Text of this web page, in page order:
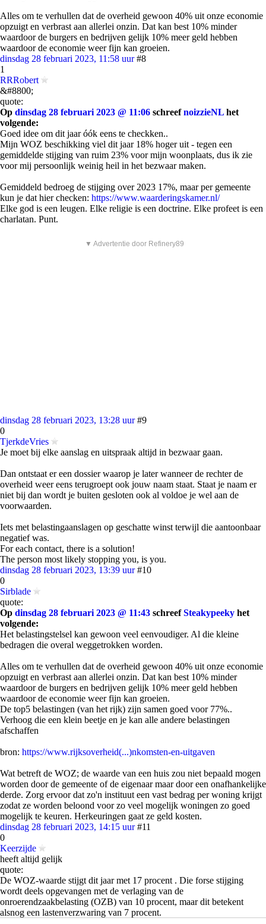
Alles om te verhullen dat de overheid gewoon 40% uit onze economie
opzuigt en verbrast aan allerlei onzin. Dat kan best 10% minder
waardoor de burgers en bedrijven gelijk 10% meer geld hebben
waardoor de economie weer fijn kan groeien.
dinsdag 28 februari 2023, 11:58 uur #8
1
RRRobert
&#8800;
quote:
Op dinsdag 28 februari 2023 @ 11:06 schreefnoizzieNL het
volgende:
Goed idee om dit jaar óók eens te checkken..
Mijn WOZ beschikking viel dit jaar 18% hoger uit - tegen een
gemiddelde stijging van ruim 23% voor mijn woonplaats, dus ik zie
voor mij persoonlijk weinig heil in het bezwaar maken.
Gemiddeld bedroeg de stijging over 2023 17%, maar per gemeente
kun je dat hier checken: https://www.waarderingskamer.nl/
Elke god is een leugen. Elke religie is een doctrine. Elke profeet is een
charlatan. Punt.
▼ Advertentie door Refinery89
dinsdag 28 februari 2023, 13:28 uur #9
0
TjerkdeVries
Je moet bij elke aanslag en uitspraak altijd in bezwaar gaan.
Dan ontstaat er een dossier waarop je later wanneer de rechter de
overheid weer eens terugroept ook jouw naam staat. Staat je naam er
niet bij dan wordt je buiten gesloten ook al voldoe je wel aan de
voorwaarden.
Iets met belastingaanslagen op geschatte winst terwijl die aantoonbaar
negatief was.
For each contact, there is a solution!
The person most likely stopping you, is you.
dinsdag 28 februari 2023, 13:39 uur #10
0
Sirblade
quote:
Op dinsdag 28 februari 2023 @ 11:43 schreefSteakypeeky het
volgende:
Het belastingstelsel kan gewoon veel eenvoudiger. Al die kleine
bedragen die overal weggetrokken worden.
Alles om te verhullen dat de overheid gewoon 40% uit onze economie
opzuigt en verbrast aan allerlei onzin. Dat kan best 10% minder
waardoor de burgers en bedrijven gelijk 10% meer geld hebben
waardoor de economie weer fijn kan groeien.
De top5 belastingen (van het rijk) zijn samen goed voor 77%..
Verhoog die een klein beetje en je kan alle andere belastingen
afschaffen
bron: https://www.rijksoverheid(...)nkomsten-en-uitgaven
Wat betreft de WOZ; de waarde van een huis zou niet bepaald mogen
worden door de gemeente of de eigenaar maar door een onafhankelijke
derde. Zorg ervoor dat zo'n instituut een vast bedrag per woning krijgt
zodat ze worden beloond voor zo veel mogelijk woningen zo goed
mogelijk te keuren. Herkeuringen gaat ze geld kosten.
dinsdag 28 februari 2023, 14:15 uur #11
0
Keerzijde
heeft altijd gelijk
quote:
De WOZ-waarde stijgt dit jaar met 17 procent . Die forse stijging
wordt deels opgevangen met de verlaging van de
onroerendzaakbelasting (OZB) van 10 procent, maar dit betekent
alsnog een lastenverzwaring van 7 procent.